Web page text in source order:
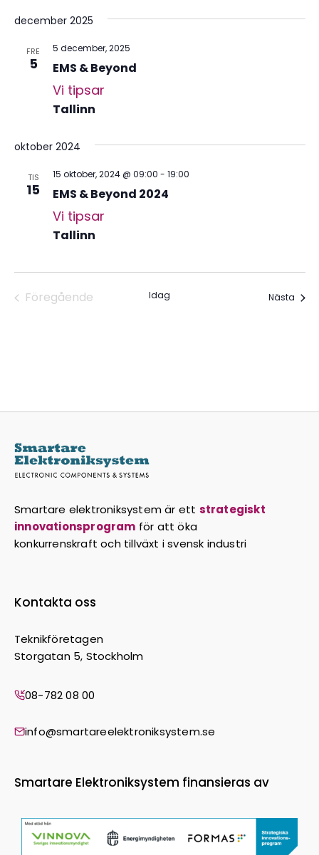
datum.
december 2025
FRE
5
5 december, 2025
EMS & Beyond
Vi tipsar
Tallinn
oktober 2024
TIS
15
15 oktober, 2024 @ 09:00 - 19:00
EMS & Beyond 2024
Vi tipsar
Tallinn
Föregående
Idag Nästa
Smartare elektroniksystem är ett strategiskt
innovationsprogram för att öka
konkurrenskraft och tillväxt i svensk industri
Kontakta oss
Teknikföretagen
Storgatan 5, Stockholm
08-782 08 00
info@smartareelektroniksystem.se
Smartare Elektroniksystem finansieras av